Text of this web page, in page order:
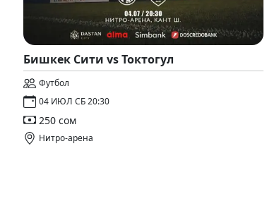
Бишкек Сити vs Токтогул
Футбол
04 ИЮЛ СБ 20:30
250 сом
Нитро-арена